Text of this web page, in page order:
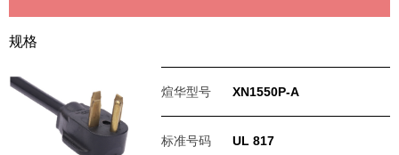
规格
煊华型号 XN1550P-A
标准号码 UL 817